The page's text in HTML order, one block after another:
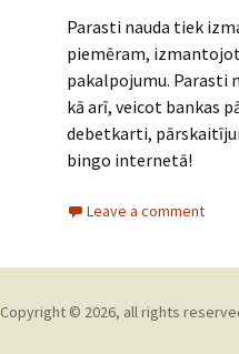
Parasti nauda tiek
piemēram,
pakalpojumu. Parasti
kā arī, veicot bankas
debetkarti,
bingo internetā!
Leave a comment
Copyright © 2026, all rights